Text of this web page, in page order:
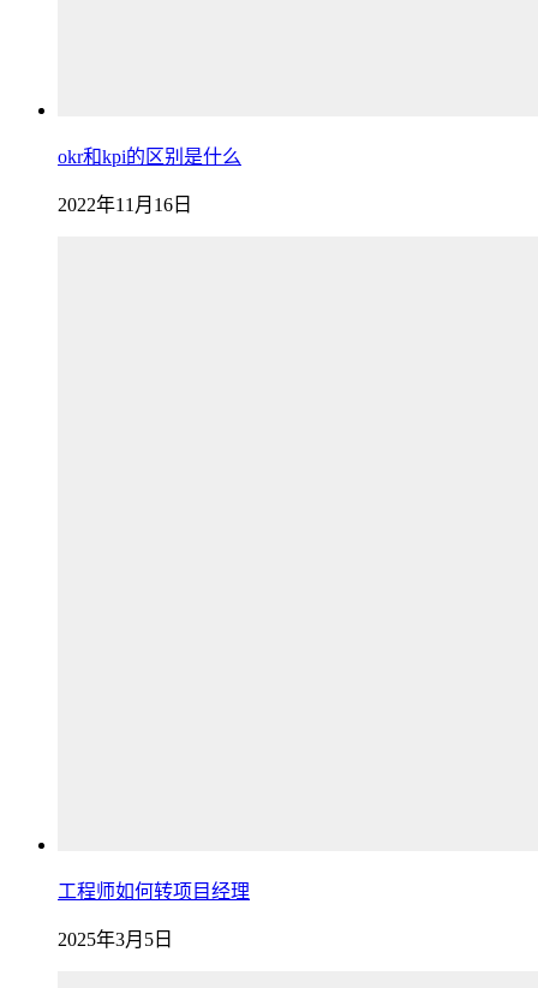
okr和kpi的区别是什么
2022年11月16日
工程师如何转项目经理
2025年3月5日